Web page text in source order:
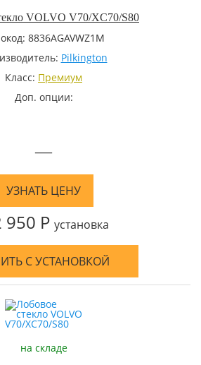
VOLVO V70/XC70/S80
8836AGAVWZ1M
Pilkington
Класс: Премиум
Доп. опции:
—
УЗНАТЬ ЦЕНУ
950 Р установка
С УСТАНОВКОЙ
на складе